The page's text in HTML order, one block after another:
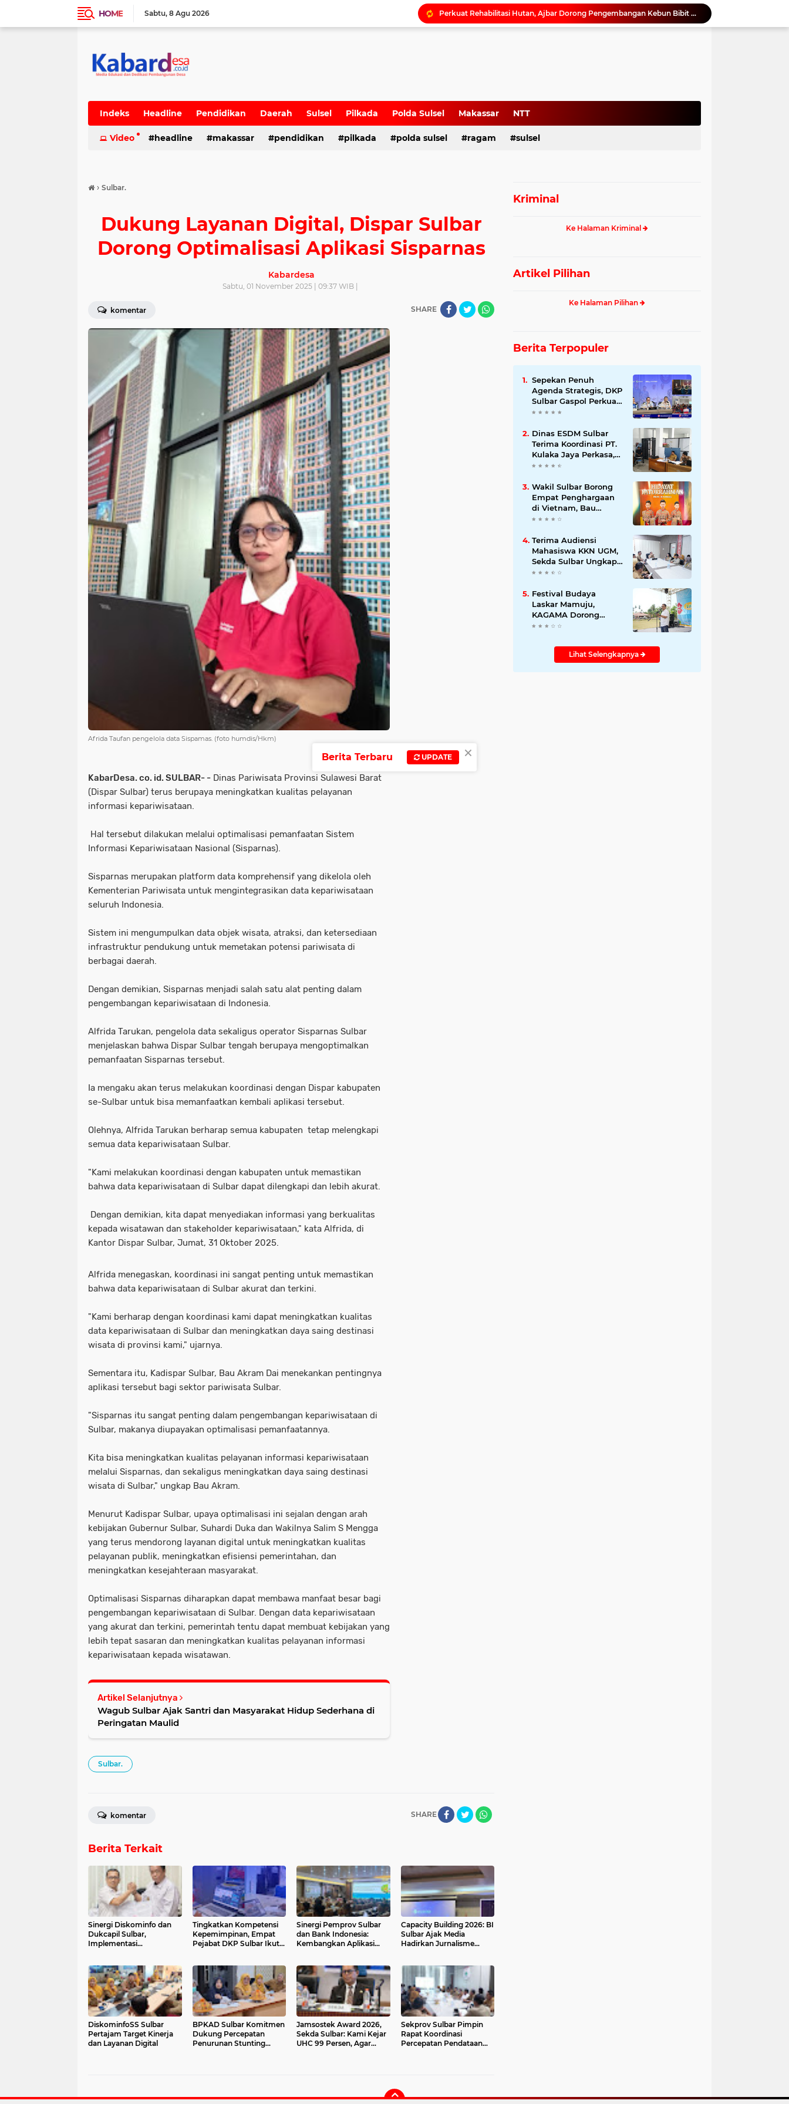
HOME Sabtu 8 Agu 2026
Perkuat Rehabilitasi Hutan, Ajbar Dorong Pengembangan Kebun Bibit Rakyat di Sulbar
Pemprov Sulbar Kawal Tata Kelola Tambang Pasir Laut, Kabid Minerba Pimpin Rapat RKAB PT. Kulaka Jaya Perkasa
Kadis ESDM Bujaeramy : Pentingnya Persiapan yang Matang dan Sinergitas Sukseskan HUT RI ke-81 dan Hari Jadi Sulawesi Barat ke-22
Indeks Headline Pendidikan Daerah Sulsel Pilkada Polda Sulsel Makassar NTT
Video headline makassar pendidikan pilkada polda sulsel ragam sulsel
› Sulbar.
Dukung Layanan Digital, Dispar Sulbar
Dorong Optimalisasi Aplikasi Sisparnas
Kabardesa
Sabtu, 01 November 2025 | 09:37 WIB |
komentar SHARE
Afrida Taufan pengelola data Sispamas. (foto humdis/Hkm)
KabarDesa. co. id. SULBAR- - Dinas Pariwisata Provinsi Sulawesi Barat
(Dispar Sulbar) terus berupaya meningkatkan kualitas pelayanan
informasi kepariwisataan.
Hal tersebut dilakukan melalui optimalisasi pemanfaatan Sistem
Informasi Kepariwisataan Nasional (Sisparnas).
Sisparnas merupakan platform data komprehensif yang dikelola oleh
Kementerian Pariwisata untuk mengintegrasikan data kepariwisataan
seluruh Indonesia.
Sistem ini mengumpulkan data objek wisata, atraksi, dan ketersediaan
infrastruktur pendukung untuk memetakan potensi pariwisata di
berbagai daerah.
Dengan demikian, Sisparnas menjadi salah satu alat penting dalam
pengembangan kepariwisataan di Indonesia.
Alfrida Tarukan, pengelola data sekaligus operator Sisparnas Sulbar
menjelaskan bahwa Dispar Sulbar tengah berupaya mengoptimalkan
pemanfaatan Sisparnas tersebut.
Ia mengaku akan terus melakukan koordinasi dengan Dispar kabupaten
se-Sulbar untuk bisa memanfaatkan kembali aplikasi tersebut.
Olehnya, Alfrida Tarukan berharap semua kabupaten tetap melengkapi
semua data kepariwisataan Sulbar.
"Kami melakukan koordinasi dengan kabupaten untuk memastikan
bahwa data kepariwisataan di Sulbar dapat dilengkapi dan lebih akurat.
Dengan demikian, kita dapat menyediakan informasi yang berkualitas
kepada wisatawan dan stakeholder kepariwisataan," kata Alfrida, di
Kantor Dispar Sulbar, Jumat, 31 Oktober 2025.
Alfrida menegaskan, koordinasi ini sangat penting untuk memastikan
bahwa data kepariwisataan di Sulbar akurat dan terkini.
"Kami berharap dengan koordinasi kami dapat meningkatkan kualitas
data kepariwisataan di Sulbar dan meningkatkan daya saing destinasi
wisata di provinsi kami," ujarnya.
Sementara itu, Kadispar Sulbar, Bau Akram Dai menekankan pentingnya
aplikasi tersebut bagi sektor pariwisata Sulbar.
"Sisparnas itu sangat penting dalam pengembangan kepariwisataan di
Sulbar, makanya diupayakan optimalisasi pemanfaatannya.
Kita bisa meningkatkan kualitas pelayanan informasi kepariwisataan
melalui Sisparnas, dan sekaligus meningkatkan daya saing destinasi
wisata di Sulbar," ungkap Bau Akram.
Menurut Kadispar Sulbar, upaya optimalisasi ini sejalan dengan arah
kebijakan Gubernur Sulbar, Suhardi Duka dan Wakilnya Salim S Mengga
yang terus mendorong layanan digital untuk meningkatkan kualitas
pelayanan publik, meningkatkan efisiensi pemerintahan, dan
meningkatkan kesejahteraan masyarakat.
Optimalisasi Sisparnas diharapkan dapat membawa manfaat besar bagi
pengembangan kepariwisataan di Sulbar. Dengan data kepariwisataan
yang akurat dan terkini, pemerintah tentu dapat membuat kebijakan yang
lebih tepat sasaran dan meningkatkan kualitas pelayanan informasi
kepariwisataan kepada wisatawan.
Artikel Selanjutnya
Wagub Sulbar Ajak Santri dan Masyarakat Hidup Sederhana di
Peringatan Maulid
Sulbar.
SHARE
komentar
Berita Terkait
Sinergi Diskominfo dan
Dukcapil Sulbar,
Implementasi
Tingkatkan Kompetensi
Kepemimpinan, Empat
Pejabat DKP Sulbar Ikuti
Sinergi Pemprov Sulbar
dan Bank Indonesia:
Kembangkan Aplikasi
Capacity Building 2026: BI
Sulbar Ajak Media
Hadirkan Jurnalisme
DiskominfoSS Sulbar
Pertajam Target Kinerja
dan Layanan Digital
BPKAD Sulbar Komitmen
Dukung Percepatan
Penurunan Stunting
Jamsostek Award 2026,
Sekda Sulbar: Kami Kejar
UHC 99 Persen, Agar
Sekprov Sulbar Pimpin
Rapat Koordinasi
Percepatan Pendataan
Kriminal
Ke Halaman Kriminal
Artikel Pilihan
Ke Halaman Pilihan
Berita Terpopuler
Sepekan Penuh
Agenda Strategis, DKP
Sulbar Gaspol Perkuat
Pembangunan Sektor
Perikanan
Dinas ESDM Sulbar
Terima Koordinasi PT.
Kulaka Jaya Perkasa,
Bahas Kelanjutan
Wakil Sulbar Borong
Empat Penghargaan
di Vietnam, Bau
Akram Dai :
dan Budaya Sulawesi
Barat ke Panggung
Dunia
Terima Audiensi
Mahasiswa KKN UGM,
Sekda Sulbar Ungkap
Tantangan
dan Pendidikan
Festival Budaya
Laskar Mamuju,
KAGAMA Dorong
Pelestarian Tradisi dan
Afirmasi di UGM
Lihat Selengkapnya
×
Berita Terbaru UPDATE